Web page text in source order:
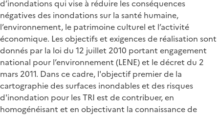
d’inondations qui vise à réduire les conséquences
négatives des inondations sur la santé humaine,
l’environnement, le patrimoine culturel et l’activité
économique. Les objectifs et exigences de réalisation sont
donnés par la loi du 12 juillet 2010 portant engagement
national pour l’environnement (LENE) et le décret du 2
mars 2011. Dans ce cadre, l'objectif premier de la
cartographie des surfaces inondables et des risques
d'inondation pour les TRI est de contribuer, en
homogénéisant et en objectivant la connaissance de